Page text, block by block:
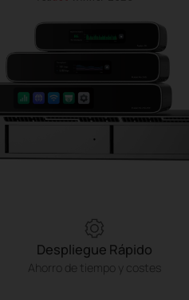
Despliegue Rápido
Ahorro de tiempo y costes